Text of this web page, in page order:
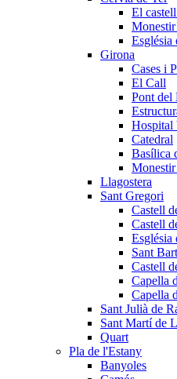
El
Monestir
Església
Girona
Cases i
El Call
Pont del
Hospital
Catedral
Basílica
Llagostera
Sant Gregori
Castell
Castell
Església
Sant
Castell
Capella
Capella
Sant Julià de
Sant Martí de
Quart
Pla de l'Estany
Banyoles